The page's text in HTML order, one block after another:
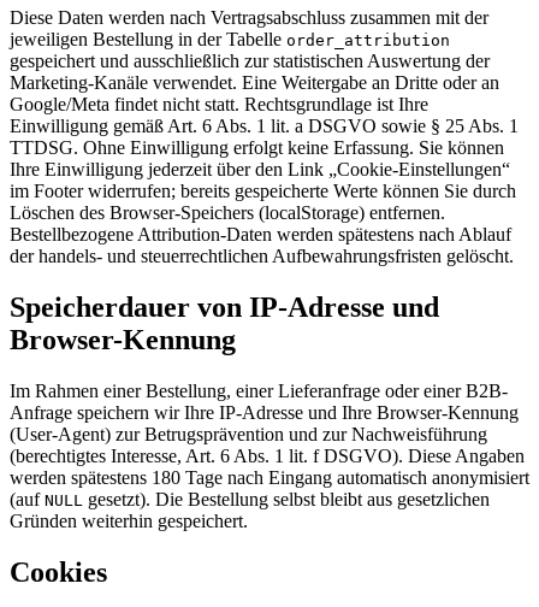
Diese Daten werden nach Vertragsabschluss zusammen mit der
jeweiligen Bestellung in der Tabelle order_attribution
gespeichert und ausschließlich zur statistischen Auswertung der
Marketing-Kanäle verwendet. Eine Weitergabe an Dritte oder an
Google/Meta findet nicht statt. Rechtsgrundlage ist Ihre
Einwilligung gemäß Art. 6 Abs. 1 lit. a DSGVO sowie § 25 Abs. 1
TTDSG. Ohne Einwilligung erfolgt keine Erfassung. Sie können
Ihre Einwilligung jederzeit über den Link „Cookie-Einstellungen“
im Footer widerrufen; bereits gespeicherte Werte können Sie durch
Löschen des Browser-Speichers (localStorage) entfernen.
Bestellbezogene Attribution-Daten werden spätestens nach Ablauf
der handels- und steuerrechtlichen Aufbewahrungsfristen gelöscht.
Speicherdauer von IP-Adresse und
Browser-Kennung
Im Rahmen einer Bestellung, einer Lieferanfrage oder einer B2B-
Anfrage speichern wir Ihre IP-Adresse und Ihre Browser-Kennung
(User-Agent) zur Betrugsprävention und zur Nachweisführung
(berechtigtes Interesse, Art. 6 Abs. 1 lit. f DSGVO). Diese Angaben
werden spätestens 180 Tage nach Eingang automatisch anonymisiert
(auf NULL gesetzt). Die Bestellung selbst bleibt aus gesetzlichen
Gründen weiterhin gespeichert.
Cookies